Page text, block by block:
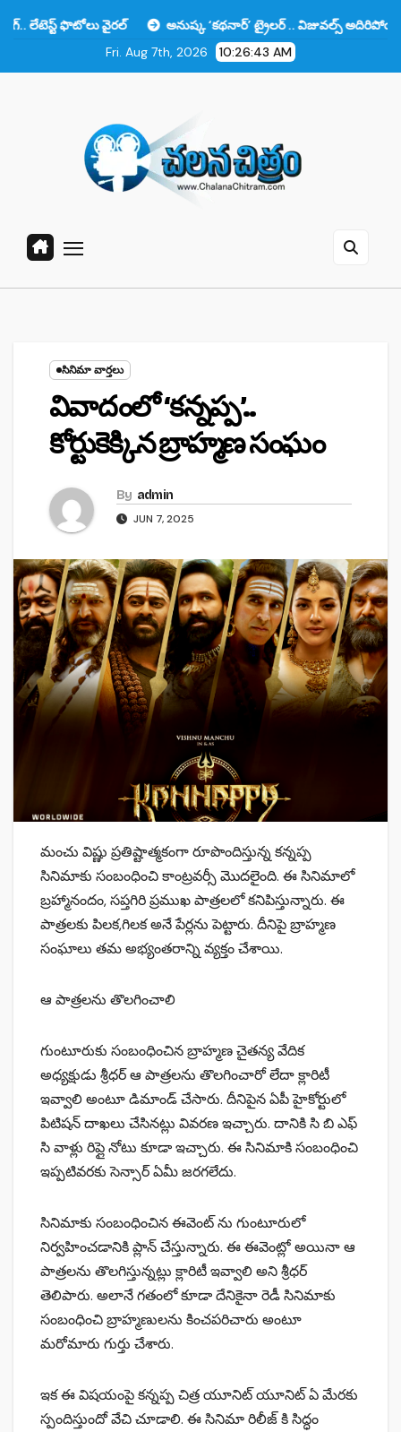
ఫొటోలు వైరల్
అనుష్క ‘కథనార్’ ట్రైలర్ .. విజువల్స్ అదిరిపోయాయి కానీ ఆ
Fri. Aug 7th, 2026
10:26:44 AM
సినిమా వార్తలు
వివాదంలో ‘కన్నప్ప’..
కోర్టుకెక్కిన బ్రాహ్మణ సంఘం
By admin
JUN 7, 2025
మంచు విష్ణు ప్రతిష్టాత్మకంగా రూపొందిస్తున్న కన్నప్ప
సినిమాకు సంబంధించి కాంట్రవర్సీ మొదలైంది. ఈ సినిమాలో
బ్రహ్మానందం, సప్తగిరి ప్రముఖ పాత్రలలో కనిపిస్తున్నారు. ఈ
పాత్రలకు పిలక,గిలక అనే పేర్లను పెట్టారు. దీనిపై బ్రాహ్మణ
సంఘాలు తమ అభ్యంతరాన్ని వ్యక్తం చేశాయి.
ఆ పాత్రలను తొలగించాలి
గుంటూరుకు సంబంధించిన బ్రాహ్మణ చైతన్య వేదిక
అధ్యక్షుడు శ్రీధర్ ఆ పాత్రలను తొలగించారో లేదా క్లారిటీ
ఇవ్వాలి అంటూ డిమాండ్ చేసారు. దీనిపైన ఏపీ హైకోర్టులో
పిటిషన్ దాఖలు చేసినట్లు వివరణ ఇచ్చారు. దానికి సి బి ఎఫ్
సి వాళ్లు రిప్లై నోటు కూడా ఇచ్చారు. ఈ సినిమాకి సంబంధించి
ఇప్పటివరకు సెన్సార్ ఏమీ జరగలేదు.
సినిమాకు సంబంధించిన ఈవెంట్ ను గుంటూరులో
నిర్వహించడానికి ప్లాన్ చేస్తున్నారు. ఈ ఈవెంట్లో అయినా ఆ
పాత్రలను తొలగిస్తున్నట్లు క్లారిటీ ఇవ్వాలి అని శ్రీధర్
తెలిపారు. అలానే గతంలో కూడా దేనికైనా రెడీ సినిమాకు
సంబంధించి బ్రాహ్మణులను కించపరిచారు అంటూ
మరోమారు గుర్తు చేశారు.
ఇక ఈ విషయంపై కన్నప్ప చిత్ర యూనిట్ యూనిట్ ఏ మేరకు
స్పందిస్తుందో వేచి చూడాలి. ఈ సినిమా రిలీజ్ కి సిద్ధం